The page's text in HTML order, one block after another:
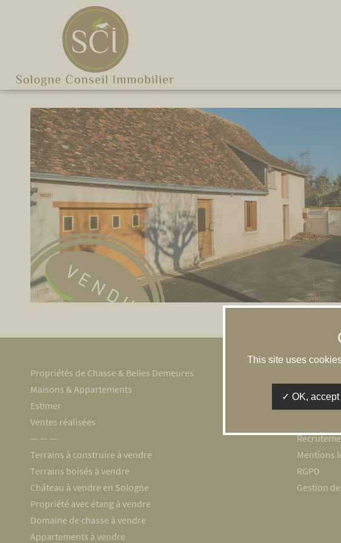
Propriétés de Chasse & Belles Demeures
Maisons & Appartements
Estimer
Ventes réalisées
― ― ―
Terrains à construire à vendre
Terrains boisés à vendre
Château à vendre en Sologne
Propriété avec étang à vendre
Domaine de chasse à vendre
Appartements à vendre
Honoraires
Mentions
RGPD
Gestion
Cookies management panel
This site uses
OK, accept